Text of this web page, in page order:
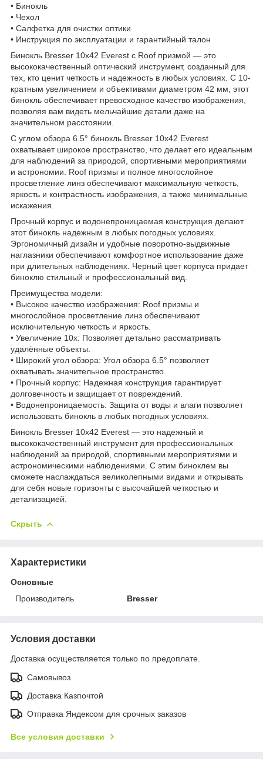
• Бинокль
• Чехол
• Салфетка для очистки оптики
• Инструкция по эксплуатации и гарантийный талон
Бинокль Bresser 10x42 Everest с Roof призмой — это
высококачественный оптический инструмент, созданный для
тех, кто ценит четкость и надежность в любых условиях. С 10-
кратным увеличением и объективами диаметром 42 мм, этот
бинокль обеспечивает превосходное качество изображения,
позволяя вам видеть мельчайшие детали даже на
значительном расстоянии.
С углом обзора 6.5° бинокль Bresser 10x42 Everest
охватывает широкое пространство, что делает его идеальным
для наблюдений за природой, спортивными мероприятиями
и астрономии. Roof призмы и полное многослойное
просветление линз обеспечивают максимальную четкость,
яркость и контрастность изображения, а также минимальные
искажения.
Прочный корпус и водонепроницаемая конструкция делают
этот бинокль надежным в любых погодных условиях.
Эргономичный дизайн и удобные поворотно-выдвижные
наглазники обеспечивают комфортное использование даже
при длительных наблюдениях. Черный цвет корпуса придает
биноклю стильный и профессиональный вид.
Преимущества модели:
• Высокое качество изображения: Roof призмы и
многослойное просветление линз обеспечивают
исключительную четкость и яркость.
• Увеличение 10x: Позволяет детально рассматривать
удалённые объекты.
• Широкий угол обзора: Угол обзора 6.5° позволяет
охватывать значительное пространство.
• Прочный корпус: Надежная конструкция гарантирует
долговечность и защищает от повреждений.
• Водонепроницаемость: Защита от воды и влаги позволяет
использовать бинокль в любых погодных условиях.
Бинокль Bresser 10x42 Everest — это надежный и
высококачественный инструмент для профессиональных
наблюдений за природой, спортивными мероприятиями и
астрономическими наблюдениями. С этим биноклем вы
сможете наслаждаться великолепными видами и открывать
для себя новые горизонты с высочайшей четкостью и
детализацией.
Скрыть
Характеристики
Основные
Производитель
Bresser
Условия доставки
Доставка осуществляется только по предоплате.
Самовывоз
Доставка Казпочтой
Отправка Яндексом для срочных заказов
Все условия доставки